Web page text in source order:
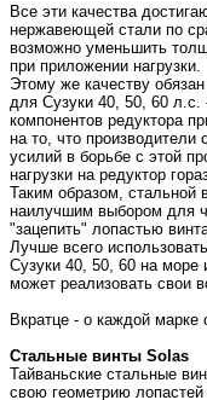
Все эти качества
нержавеющей стали по
возможно уменьшить
при приложении нагрузки.
Этому же качеству
для Сузуки 40, 50, 60 л.с.
компонентов редуктора
на то, что
усилий в борьбе с этой
нагрузки на редуктор
Таким образом, стальной
наилучшим выбором для
"зацепить" лопастью
Лучше всего
Сузуки 40, 50, 60 на море
может реализовать свои
Вкратце - о каждой марке
Стальные винты Solas
Тайваньские стальные
свою геометрию